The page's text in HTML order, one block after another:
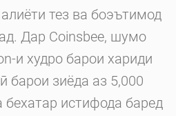
тез ва боэътимод
Дар Coinsbee, шумо
и худро барои хариди
барои зиёда аз 5,000
истифода баред